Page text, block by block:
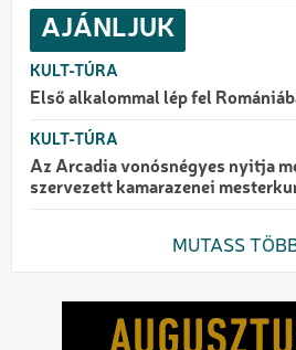
AJÁNLJUK
KULT-TÚRA
Első alkalommal lép fel
KULT-TÚRA
Az Arcadia vonósnégyes nyitja
szervezett kamarazenei
MUTASS